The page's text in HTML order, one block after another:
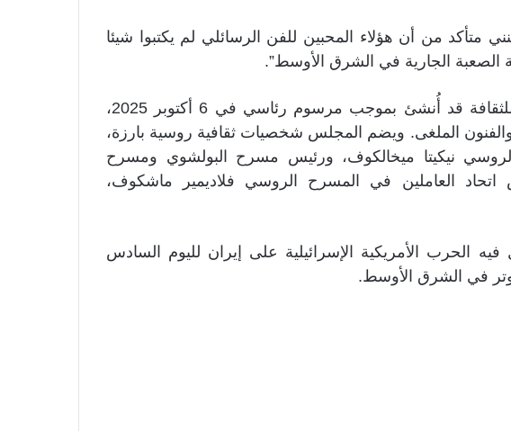
متأكد من أن هؤلاء المحبين للفن الرسائلي لم يكتبوا شيئا
الصعبة الجارية في الشرق الأوسط”.
يُذكر أن المجلس الرئاسي الروسي للثقافة قد أُنشئ بموجب مرسوم رئاسي في 6 أكتوبر 2025،
الملغى. ويضم المجلس شخصيات ثقافية روسية بارزة،
الروسي نيكيتا ميخالكوف، ورئيس مسرح البولشوي ومسرح
اتحاد العاملين في المسرح الروسي فلاديمير ماشكوف،
الحرب الأمريكية الإسرائيلية على إيران لليوم السادس
في الشرق الأوسط.